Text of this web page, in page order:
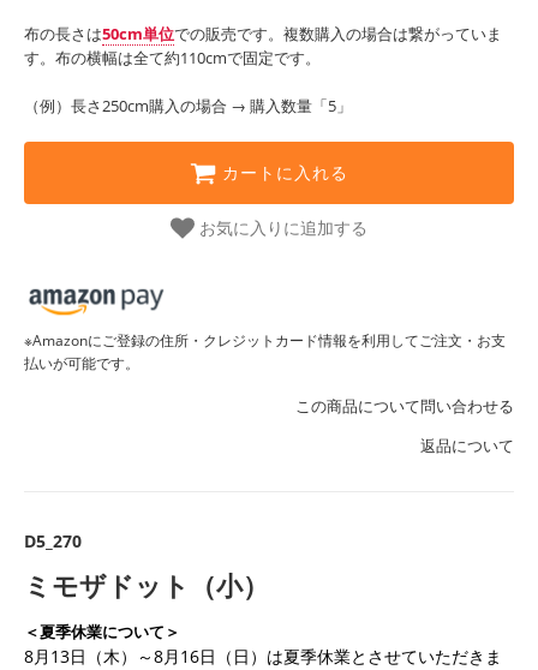
布の長さは50cm単位での販売です。複数購入の場合は繋がっていま
す。布の横幅は全て約110cmで固定です。
（例）長さ250cm購入の場合 → 購入数量「5」
カートに入れる
お気に入りに追加する
※Amazonにご登録の住所・クレジットカード情報を利用してご注文・お支
払いが可能です。
この商品について問い合わせる
返品について
D5_270
ミモザドット（小）
＜夏季休業について＞
8月13日（木）～8月16日（日）は夏季休業とさせていただきま